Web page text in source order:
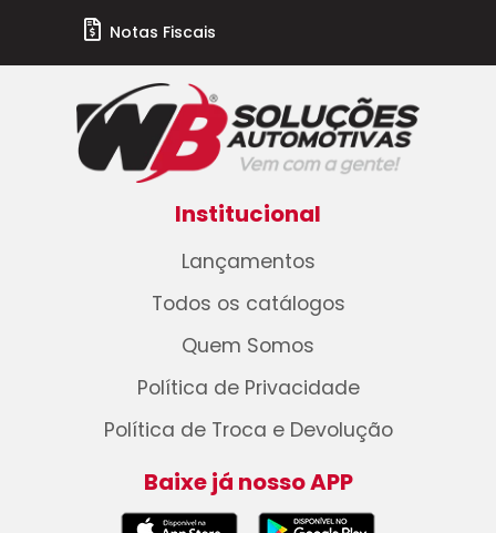
Notas Fiscais
Institucional
Lançamentos
Todos os catálogos
Quem Somos
Política de Privacidade
Política de Troca e Devolução
Baixe já nosso APP